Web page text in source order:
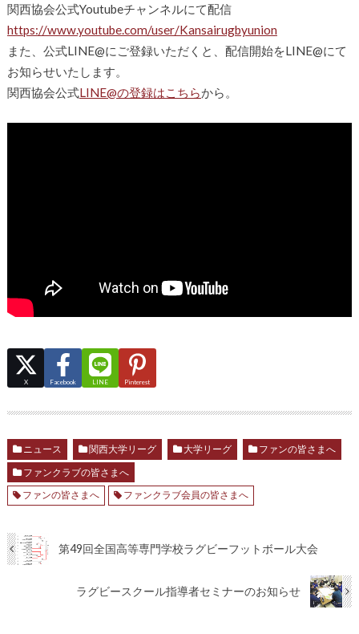
関西協会公式Youtubeチャンネルにて配信
https://www.youtube.com/user/Kansairugbyunion
また、公式LINE@にご登録いただくと、配信開始をLINE@にて
お知らせいたします。
関西協会公式LINE@の登録はこちらから。
X Facebook LINE Pinterest
ニュース 関西大学リーグ 大学リーグ
ファンの皆さまへ
ファンクラブの皆さまへ
ファンの皆さまへ
ファンクラブ会員の皆さまへ
第49回全国高等専門学校ラグビーフットボール大会
ラグビースクール指導者セミナーのお知らせ